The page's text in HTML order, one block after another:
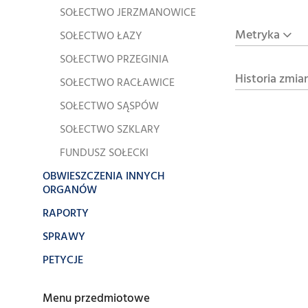
SOŁECTWO JERZMANOWICE
SOŁECTWO ŁAZY
SOŁECTWO PRZEGINIA
SOŁECTWO RACŁAWICE
SOŁECTWO SĄSPÓW
SOŁECTWO SZKLARY
FUNDUSZ SOŁECKI
OBWIESZCZENIA INNYCH
ORGANÓW
RAPORTY
SPRAWY
PETYCJE
Menu przedmiotowe
Metryka
Historia